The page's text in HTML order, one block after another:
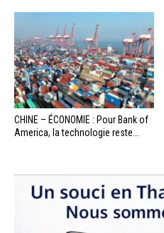
CHINE – ÉCONOMIE : Pour Bank of
America, la technologie reste...